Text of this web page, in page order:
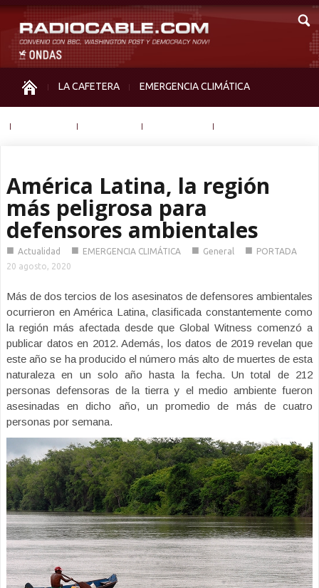
LA CAFETERA EMERGENCIA CLIMÁTICA
América Latina, la región
más peligrosa para
defensores ambientales
■ Actualidad ■ EMERGENCIA CLIMÁTICA ■ General ■ PORTADA
20 agosto, 2020
Más de dos tercios de los asesinatos de defensores ambientales
ocurrieron en América Latina, clasificada constantemente como
la región más afectada desde que Global Witness comenzó a
publicar datos en 2012. Además, los datos de 2019 revelan que
este año se ha producido el número más alto de muertes de esta
naturaleza en un solo año hasta la fecha. Un total de 212
personas defensoras de la tierra y el medio ambiente fueron
asesinadas en dicho año, un promedio de más de cuatro
personas por semana.